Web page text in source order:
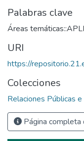
Palabras clave
Áreas
URI
https://
Colecciones
Relaciones Públicas
Página completa